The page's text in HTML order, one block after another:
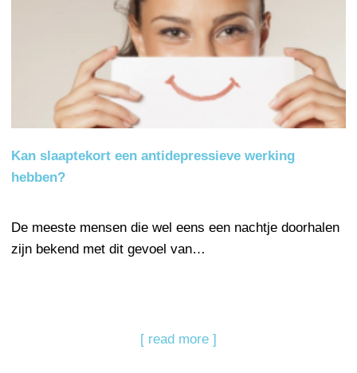
Kan slaaptekort een antidepressieve werking
hebben?
De meeste mensen die wel eens een nachtje doorhalen
zijn bekend met dit gevoel van…
[ read more ]